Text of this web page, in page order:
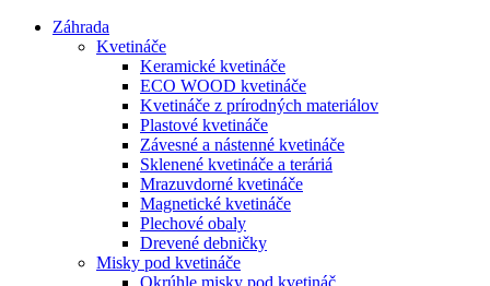
Záhrada
Kvetináče
Keramické kvetináče
ECO WOOD kvetináče
Kvetináče z prírodných materiálov
Plastové kvetináče
Závesné a nástenné kvetináče
Sklenené kvetináče a teráriá
Mrazuvdorné kvetináče
Magnetické kvetináče
Plechové obaly
Drevené debničky
Misky pod kvetináče
Okrúhle misky pod kvetináč